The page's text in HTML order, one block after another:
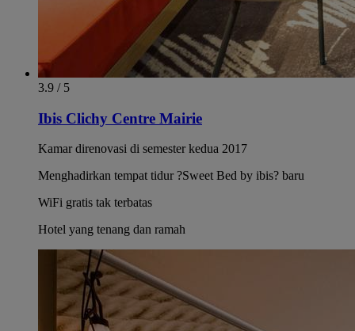
3.9 / 5
Ibis Clichy Centre Mairie
Kamar direnovasi di semester kedua 2017
Menghadirkan tempat tidur ?Sweet Bed by ibis? baru
WiFi gratis tak terbatas
Hotel yang tenang dan ramah